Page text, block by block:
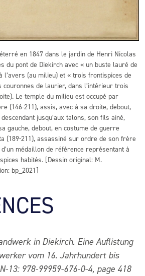
en 1847 dans le jardin de Henri Nicolas
du pont de Diekirch avec « un buste lauré de
l’avers (au milieu) et « trois frontispices de
de laurier, dans l’intérieur trois
Le temple du milieu est occupé par
(146-211), assis, avec à sa droite, debout,
jusqu’aux talons, son fils ainé,
gauche, debout, en costume de guerre
(189-211), assassiné sur ordre de son frère
médaillon de référence représentant à
habités. [Dessin original: M.
bp_2021]
in Diekirch. Eine Auflistung
vom 16. Jahrhundert bis
13: 978-99959-676-0-4, page 418